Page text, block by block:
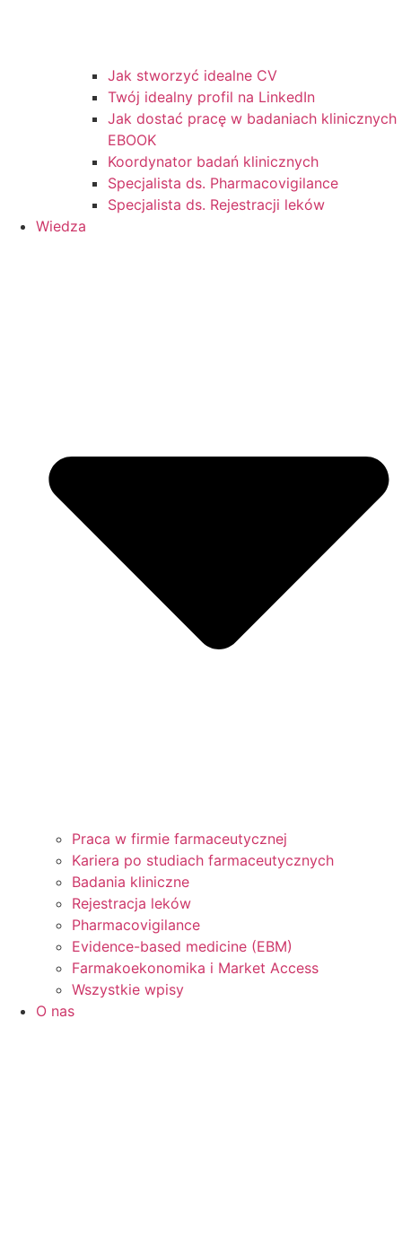
Jak stworzyć idealne CV
Twój idealny profil na LinkedIn
Jak dostać pracę w badaniach klinicznych
EBOOK
Koordynator badań klinicznych
Specjalista ds. Pharmacovigilance
Specjalista ds. Rejestracji leków
Wiedza
Praca w firmie farmaceutycznej
Kariera po studiach farmaceutycznych
Badania kliniczne
Rejestracja leków
Pharmacovigilance
Evidence-based medicine (EBM)
Farmakoekonomika i Market Access
Wszystkie wpisy
O nas